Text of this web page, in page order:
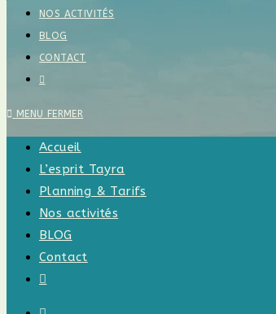
NOS ACTIVITÉS
BLOG
CONTACT
TOGGLE
SEARCH
MENU FERMER
Accueil
L’esprit Tayra
Planning & Tarifs
Nos activités
BLOG
Contact
Toggle